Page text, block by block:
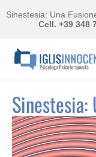
Sinestesia: Una
Cell. +39 348
Sinestesia: